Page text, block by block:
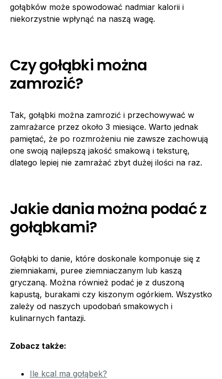
gołąbków może spowodować nadmiar kalorii i
niekorzystnie wpłynąć na naszą wagę.
Czy gołąbki można
zamrozić?
Tak, gołąbki można zamrozić i przechowywać w
zamrażarce przez około 3 miesiące. Warto jednak
pamiętać, że po rozmrożeniu nie zawsze zachowują
one swoją najlepszą jakość smakową i teksturę,
dlatego lepiej nie zamrażać zbyt dużej ilości na raz.
Jakie dania można podać z
gołąbkami?
Gołąbki to danie, które doskonale komponuje się z
ziemniakami, puree ziemniaczanym lub kaszą
gryczaną. Można również podać je z duszoną
kapustą, burakami czy kiszonym ogórkiem. Wszystko
zależy od naszych upodobań smakowych i
kulinarnych fantazji.
Zobacz także:
Ile kcal ma gołąbek?